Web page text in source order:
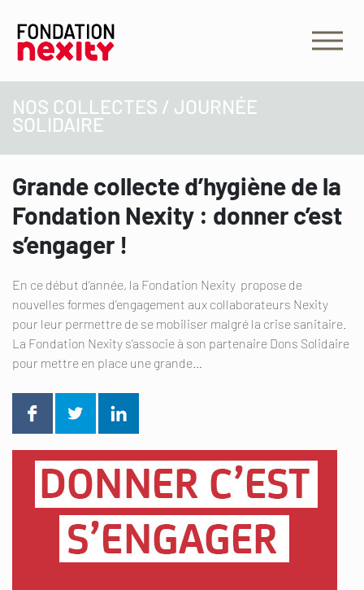
NOS COLLECTES / JOURNÉE
SOLIDAIRE
Grande collecte d’hygiène de la
Fondation Nexity : donner c’est
s’engager !
En ce début d’année, la Fondation Nexity propose de
nouvelles formes d’engagement aux collaborateurs Nexity
pour leur permettre de se mobiliser malgré la crise sanitaire.
La Fondation Nexity s’associe à son partenaire Dons Solidaire
pour mettre en place une grande…